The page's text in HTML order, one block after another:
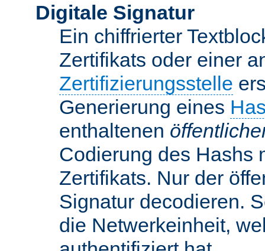
Digitale Signatur
Ein chiffrierter
Zertifikats oder einer
Zertifizierungsstelle
Generierung eines
enthaltenen
Codierung des Hashs
Zertifikats. Nur der
Signatur decodieren.
die Netwerkeinheit,